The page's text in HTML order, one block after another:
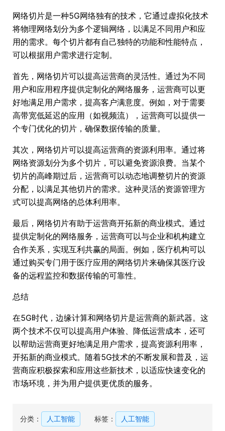
网络切片是一种5G网络独有的技术，它通过虚拟化技术
将物理网络划分为多个逻辑网络，以满足不同用户和应
用的需求。每个切片都有自己独特的功能和性能特点，
可以根据用户需求进行定制。
首先，网络切片可以提高运营商的灵活性。通过为不同
用户和应用程序提供定制化的网络服务，运营商可以更
好地满足用户需求，提高客户满意度。例如，对于需要
高带宽低延迟的应用（如视频流），运营商可以提供一
个专门优化的切片，确保数据传输的质量。
其次，网络切片可以提高运营商的资源利用率。通过将
网络资源划分为多个切片，可以避免资源浪费。当某个
切片的高峰期过后，运营商可以动态地调整切片的资源
分配，以满足其他切片的需求。这种灵活的资源管理方
式可以提高网络的总体利用率。
最后，网络切片有助于运营商开拓新的商业模式。通过
提供定制化的网络服务，运营商可以与企业和机构建立
合作关系，实现互利共赢的局面。例如，医疗机构可以
通过购买专门用于医疗应用的网络切片来确保其医疗设
备的远程监控和数据传输的可靠性。
总结
在5G时代，边缘计算和网络切片是运营商的新武器。这
两个技术不仅可以提高用户体验、降低运营成本，还可
以帮助运营商更好地满足用户需求，提高资源利用率，
开拓新的商业模式。随着5G技术的不断发展和普及，运
营商应积极探索和应用这些新技术，以适应快速变化的
市场环境，并为用户提供更优质的服务。
分类： 人工智能 标签： 人工智能